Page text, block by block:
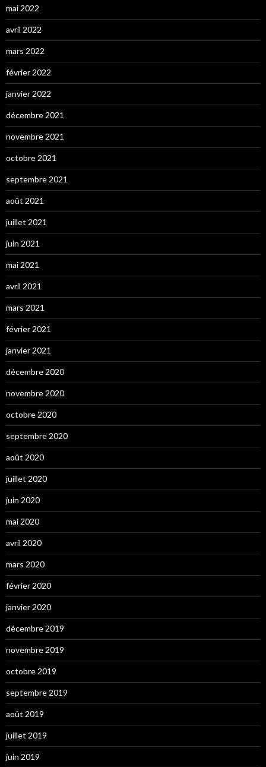
mai 2022
avril 2022
mars 2022
février 2022
janvier 2022
décembre 2021
novembre 2021
octobre 2021
septembre 2021
août 2021
juillet 2021
juin 2021
mai 2021
avril 2021
mars 2021
février 2021
janvier 2021
décembre 2020
novembre 2020
octobre 2020
septembre 2020
août 2020
juillet 2020
juin 2020
mai 2020
avril 2020
mars 2020
février 2020
janvier 2020
décembre 2019
novembre 2019
octobre 2019
septembre 2019
août 2019
juillet 2019
juin 2019